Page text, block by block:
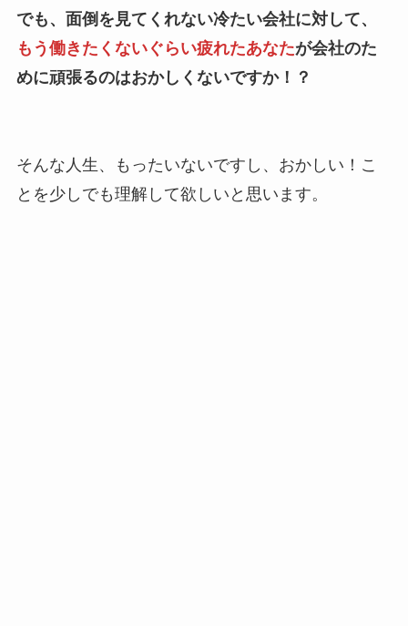
でも、面倒を見てくれない冷たい会社に対して、
もう働きたくないぐらい疲れたあなたが会社のた
めに頑張るのはおかしくないですか！？
そんな人生、もったいないですし、おかしい！こ
とを少しでも理解して欲しいと思います。